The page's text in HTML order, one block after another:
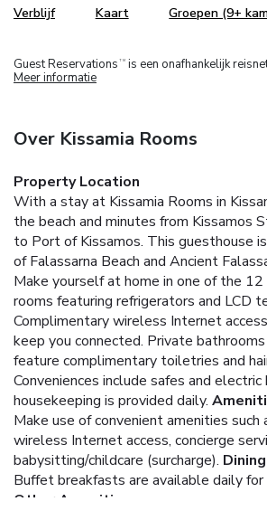
Verblijf Kaart Groepen (9+
Guest Reservations TM is een onafhankelijk
Meer informatie
Over Kissamia Rooms
Property Location
With a stay at Kissamia Rooms in
the beach and minutes from Kissamos
to Port of Kissamos. This guesthouse
of Falassarna Beach and Ancient
Make yourself at home in one of the 12
rooms featuring refrigerators and LCD
Complimentary wireless Internet
keep you connected. Private
feature complimentary toiletries and
Conveniences include safes and
housekeeping is provided daily.
Make use of convenient amenities such
wireless Internet access, concierge
babysitting/childcare (surcharge). Dining
Buffet breakfasts are available daily for
Other Amenities